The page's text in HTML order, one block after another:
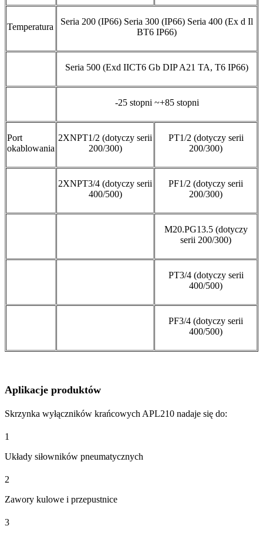
Temperatura
Seria 200 (IP66) Seria 300 (IP66) Seria 400 (Ex d Il
BT6 IP66)
Seria 500 (Exd IICT6 Gb DIP A21 TA, T6 IP66)
-25 stopni ~+85 stopni
Port
okablowania
2XNPT1/2 (dotyczy serii
200/300)
PT1/2 (dotyczy serii
200/300)
2XNPT3/4 (dotyczy serii
400/500)
PF1/2 (dotyczy serii
200/300)
M20.PG13.5 (dotyczy
serii 200/300)
PT3/4 (dotyczy serii
400/500)
PF3/4 (dotyczy serii
400/500)
Aplikacje produktów
Skrzynka wyłączników krańcowych APL210 nadaje się do:
1
Układy siłowników pneumatycznych
2
Zawory kulowe i przepustnice
3